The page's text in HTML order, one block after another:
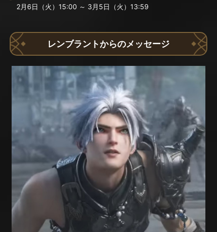
2月6日（火）15:00 ～ 3月5日（火）13:59
レンブラントからのメッセージ